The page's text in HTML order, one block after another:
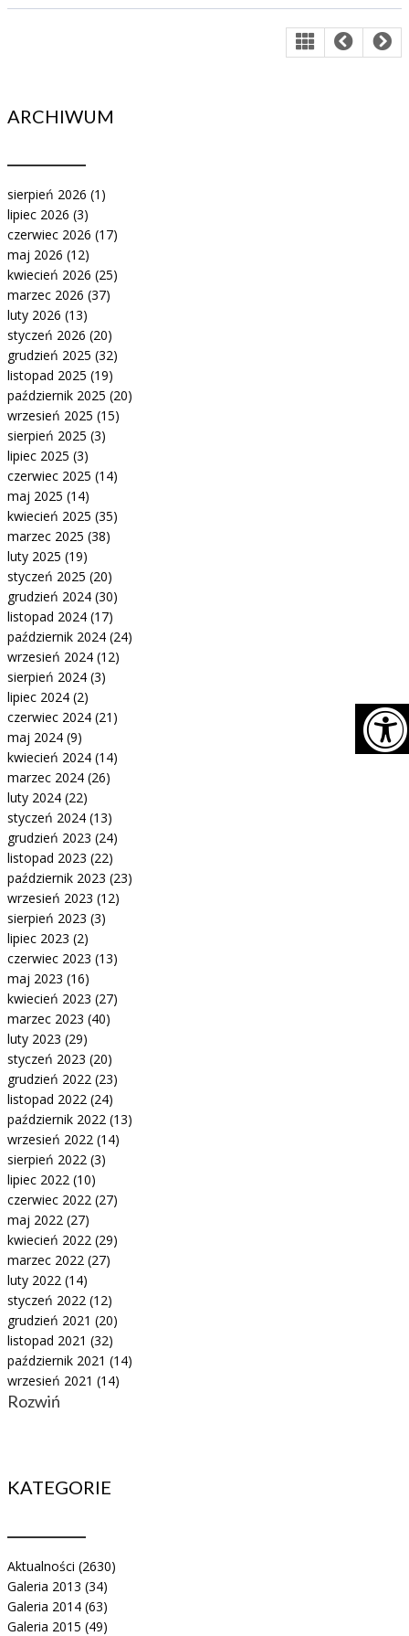
ARCHIWUM
sierpień 2026 (1)
lipiec 2026 (3)
czerwiec 2026 (17)
maj 2026 (12)
kwiecień 2026 (25)
marzec 2026 (37)
luty 2026 (13)
styczeń 2026 (20)
grudzień 2025 (32)
listopad 2025 (19)
październik 2025 (20)
wrzesień 2025 (15)
sierpień 2025 (3)
lipiec 2025 (3)
czerwiec 2025 (14)
maj 2025 (14)
kwiecień 2025 (35)
marzec 2025 (38)
luty 2025 (19)
styczeń 2025 (20)
grudzień 2024 (30)
listopad 2024 (17)
październik 2024 (24)
wrzesień 2024 (12)
sierpień 2024 (3)
lipiec 2024 (2)
czerwiec 2024 (21)
maj 2024 (9)
kwiecień 2024 (14)
marzec 2024 (26)
luty 2024 (22)
styczeń 2024 (13)
grudzień 2023 (24)
listopad 2023 (22)
październik 2023 (23)
wrzesień 2023 (12)
sierpień 2023 (3)
lipiec 2023 (2)
czerwiec 2023 (13)
maj 2023 (16)
kwiecień 2023 (27)
marzec 2023 (40)
luty 2023 (29)
styczeń 2023 (20)
grudzień 2022 (23)
listopad 2022 (24)
październik 2022 (13)
wrzesień 2022 (14)
sierpień 2022 (3)
lipiec 2022 (10)
czerwiec 2022 (27)
maj 2022 (27)
kwiecień 2022 (29)
marzec 2022 (27)
luty 2022 (14)
styczeń 2022 (12)
grudzień 2021 (20)
listopad 2021 (32)
październik 2021 (14)
wrzesień 2021 (14)
Rozwiń
KATEGORIE
Aktualności (2630)
Galeria 2013 (34)
Galeria 2014 (63)
Galeria 2015 (49)